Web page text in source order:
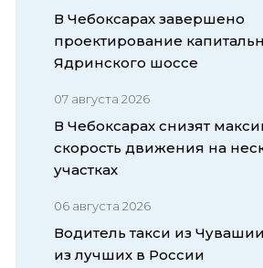
В Чебоксарах завершено
проектирование
Ядринского шоссе
07 августа 2026
В Чебоксарах снизят
скорость движения на
участках
06 августа 2026
Водитель такси из
из лучших в России